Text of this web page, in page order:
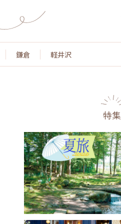
鎌倉 軽井沢
名所・旧跡 温泉・スパ
特集